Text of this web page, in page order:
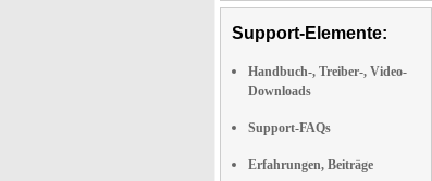
Support-Elemente:
Handbuch-, Treiber-, Video-
Downloads
Support-FAQs
Erfahrungen, Beiträge